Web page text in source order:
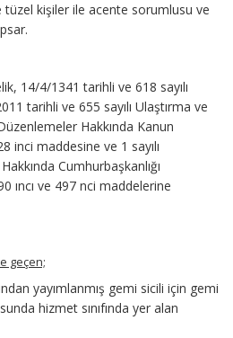
kişiler ile acente sorumlusu ve
14/4/1341 tarihli ve 618 sayılı
tarihli ve 655 sayılı Ulaştırma ve
Hakkında Kanun
inci maddesine ve 1 sayılı
Cumhurbaşkanlığı
ıncı ve 497 nci maddelerine
geçen;
yayımlanmış gemi sicili için gemi
hizmet sınıfında yer alan